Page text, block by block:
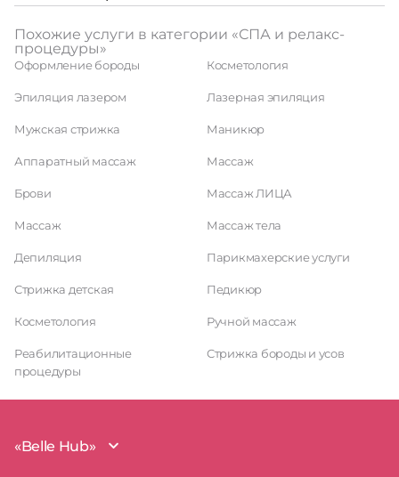
Похожие услуги в категории «СПА и релакс-
процедуры»
Оформление бороды
Эпиляция лазером
Мужская стрижка
Аппаратный массаж
Брови
Массаж
Депиляция
Стрижка детская
Косметология
Реабилитационные
процедуры
Косметология
Лазерная эпиляция
Маникюр
Массаж
Массаж ЛИЦА
Массаж тела
Парикмахерские услуги
Педикюр
Ручной массаж
Стрижка бороды и усов
«Belle Hub»